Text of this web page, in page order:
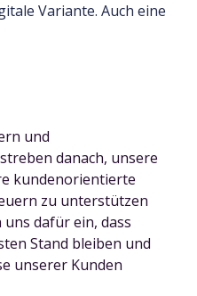
Variante. Auch eine
und
danach, unsere
kundenorientierte
zu unterstützen
dafür ein, dass
Stand bleiben und
unserer Kunden